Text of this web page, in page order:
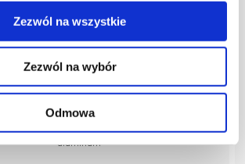
Zezwól na wszystkie
Zezwól na wybór
Odmowa
5×CIMA, 5×S500, aluminum
ALC322/8/14
Mini installation column,
8×K45, 4×CIMA, 4×S500,
aluminum